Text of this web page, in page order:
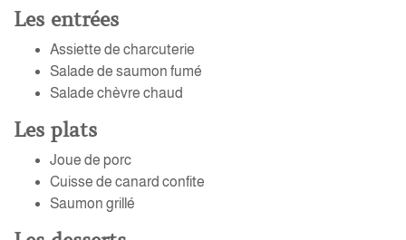
Les entrées
Assiette de charcuterie
Salade de saumon fumé
Salade chèvre chaud
Les plats
Joue de porc
Cuisse de canard confite
Saumon grillé